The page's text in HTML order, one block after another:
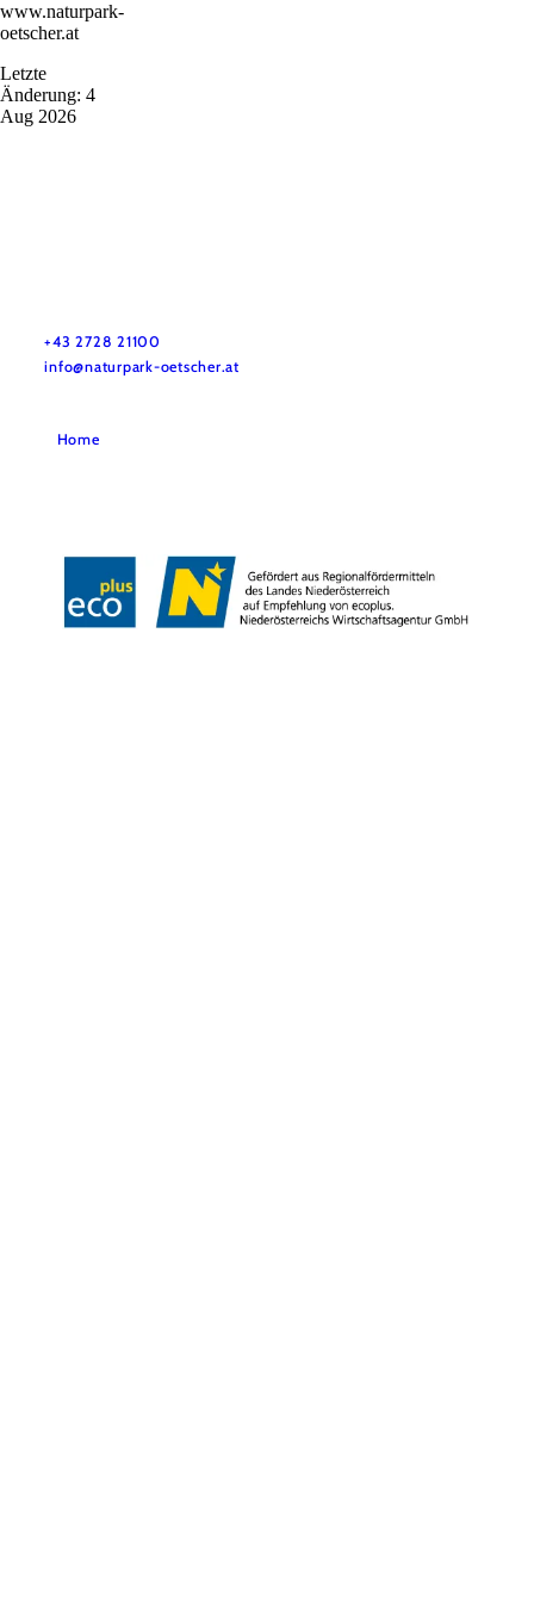
www.naturpark-
oetscher.at
Letzte
Änderung: 4
Aug 2026
+43 2728 21100
info@naturpark-oetscher.at
Home